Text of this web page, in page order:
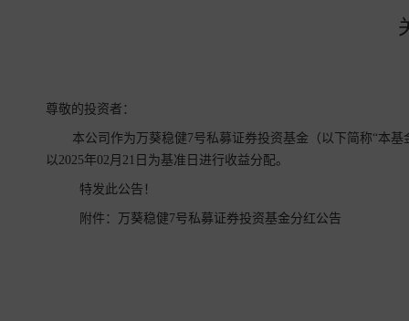
尊敬的投资者：
本公司作为万葵稳健7号私募证券投资基金（以下简称“本
以2025年02月21日为基准日进行收益分配。
特发此公告！
附件： 万葵稳健7号私募证券投资基金分红公告